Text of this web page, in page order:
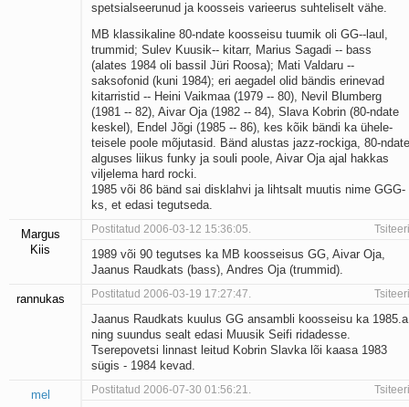
spetsialseerunud ja koosseis varieerus suhteliselt vähe.
MB klassikaline 80-ndate koosseisu tuumik oli GG--laul,
trummid; Sulev Kuusik-- kitarr, Marius Sagadi -- bass
(alates 1984 oli bassil Jüri Roosa); Mati Valdaru --
saksofonid (kuni 1984); eri aegadel olid bändis erinevad
kitarristid -- Heini Vaikmaa (1979 -- 80), Nevil Blumberg
(1981 -- 82), Aivar Oja (1982 -- 84), Slava Kobrin (80-ndate
keskel), Endel Jõgi (1985 -- 86), kes kõik bändi ka ühele-
teisele poole mõjutasid. Bänd alustas jazz-rockiga, 80-ndate
alguses liikus funky ja souli poole, Aivar Oja ajal hakkas
viljelema hard rocki.
1985 või 86 bänd sai disklahvi ja lihtsalt muutis nime GGG-
ks, et edasi tegutseda.
Margus
Kiis
Postitatud 2006-03-12 15:36:05. Tsiteeri
1989 või 90 tegutses ka MB koosseisus GG, Aivar Oja,
Jaanus Raudkats (bass), Andres Oja (trummid).
rannukas Postitatud 2006-03-19 17:27:47. Tsiteeri
Jaanus Raudkats kuulus GG ansambli koosseisu ka 1985.a
ning suundus sealt edasi Muusik Seifi ridadesse.
Tserepovetsi linnast leitud Kobrin Slavka lõi kaasa 1983
sügis - 1984 kevad.
mel Postitatud 2006-07-30 01:56:21. Tsiteeri